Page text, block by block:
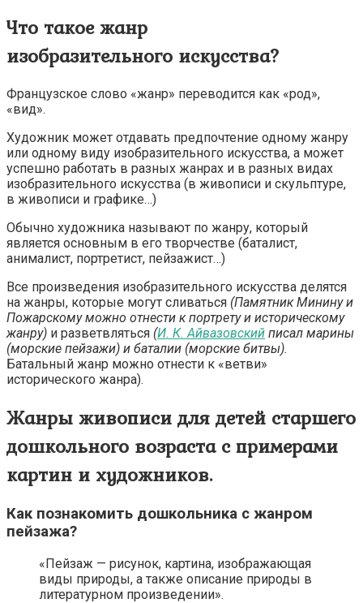
Что такое жанр
изобразительного искусства?
Французское слово «жанр» переводится как «род»,
«вид».
Художник может отдавать предпочтение одному жанру
или одному виду изобразительного искусства, а может
успешно работать в разных жанрах и в разных видах
изобразительного искусства (в живописи и скульптуре,
в живописи и графике…)
Обычно художника называют по жанру, который
является основным в его творчестве (баталист,
анималист, портретист, пейзажист…)
Все произведения изобразительного искусства делятся
на жанры, которые могут сливаться (Памятник Минину и
Пожарскому можно отнести к портрету и историческому
жанру) и разветвляться (И. К. Айвазовский писал марины
(морские пейзажи) и баталии (морские битвы).
Батальный жанр можно отнести к «ветви»
исторического жанра).
Жанры живописи для детей старшего
дошкольного возраста с примерами
картин и художников.
Как познакомить дошкольника с жанром
пейзажа?
«Пейзаж — рисунок, картина, изображающая
виды природы, а также описание природы в
литературном произведении».